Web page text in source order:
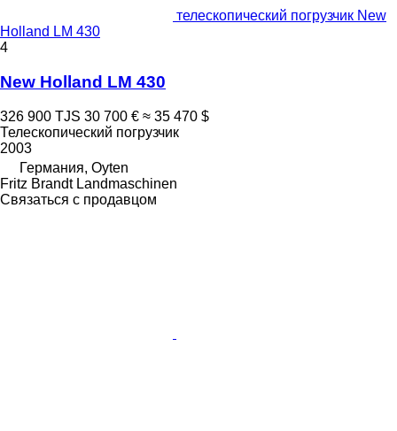
телескопический погрузчик New
Holland LM 430
4
New Holland LM 430
326 900 TJS 30 700 € ≈ 35 470 $
Телескопический погрузчик
2003
Германия, Oyten
Fritz Brandt Landmaschinen
Связаться с продавцом